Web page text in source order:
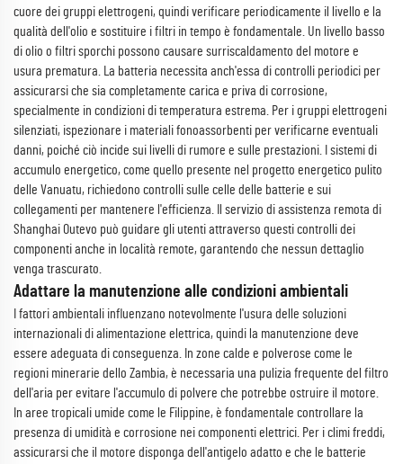
cuore dei gruppi elettrogeni, quindi verificare periodicamente il livello e la
qualità dell'olio e sostituire i filtri in tempo è fondamentale. Un livello basso
di olio o filtri sporchi possono causare surriscaldamento del motore e
usura prematura. La batteria necessita anch'essa di controlli periodici per
assicurarsi che sia completamente carica e priva di corrosione,
specialmente in condizioni di temperatura estrema. Per i gruppi elettrogeni
silenziati, ispezionare i materiali fonoassorbenti per verificarne eventuali
danni, poiché ciò incide sui livelli di rumore e sulle prestazioni. I sistemi di
accumulo energetico, come quello presente nel progetto energetico pulito
delle Vanuatu, richiedono controlli sulle celle delle batterie e sui
collegamenti per mantenere l'efficienza. Il servizio di assistenza remota di
Shanghai Outevo può guidare gli utenti attraverso questi controlli dei
componenti anche in località remote, garantendo che nessun dettaglio
venga trascurato.
Adattare la manutenzione alle condizioni ambientali
I fattori ambientali influenzano notevolmente l'usura delle soluzioni
internazionali di alimentazione elettrica, quindi la manutenzione deve
essere adeguata di conseguenza. In zone calde e polverose come le
regioni minerarie dello Zambia, è necessaria una pulizia frequente del filtro
dell'aria per evitare l'accumulo di polvere che potrebbe ostruire il motore.
In aree tropicali umide come le Filippine, è fondamentale controllare la
presenza di umidità e corrosione nei componenti elettrici. Per i climi freddi,
assicurarsi che il motore disponga dell'antigelo adatto e che le batterie